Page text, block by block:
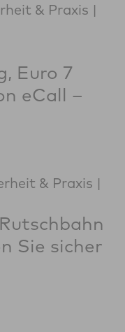
& Praxis
Euro 7
eCall –
& Praxis
Sie sicher